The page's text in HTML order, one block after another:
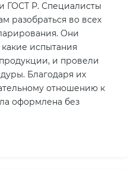
ГОСТ Р. Специалисты
разобраться во всех
Они
испытания
и провели
Благодаря их
отношению к
оформлена без